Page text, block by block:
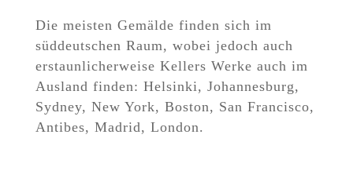
Die meisten Gemälde finden sich im
süddeutschen Raum, wobei jedoch auch
erstaunlicherweise Kellers Werke auch im
Ausland finden: Helsinki, Johannesburg,
Sydney, New York, Boston, San Francisco,
Antibes, Madrid, London.